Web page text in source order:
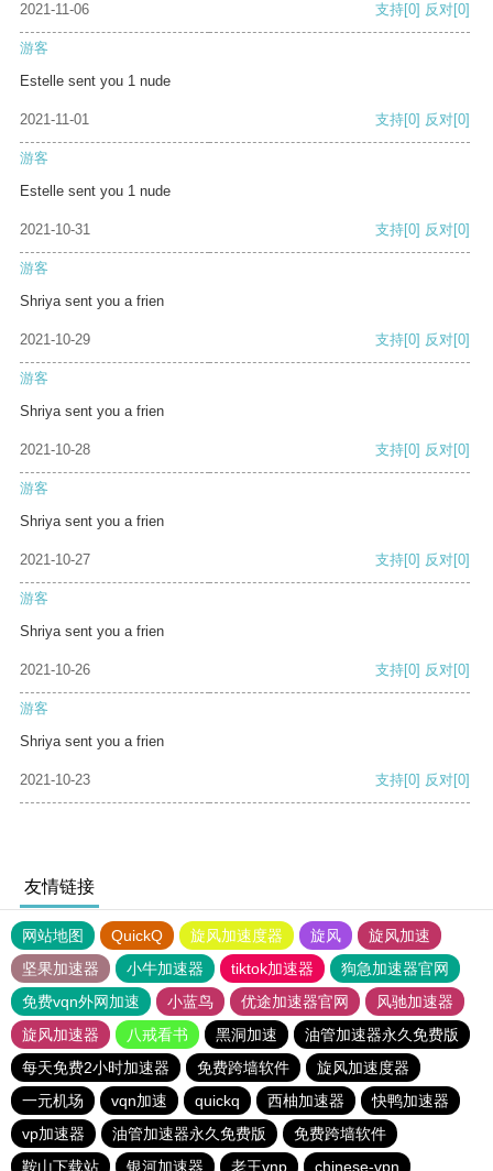
2021-11-06 支持[0] 反对[0]
游客
Estelle sent you 1 nude
2021-11-01 支持[0] 反对[0]
游客
Estelle sent you 1 nude
2021-10-31 支持[0] 反对[0]
游客
Shriya sent you a frien
2021-10-29 支持[0] 反对[0]
游客
Shriya sent you a frien
2021-10-28 支持[0] 反对[0]
游客
Shriya sent you a frien
2021-10-27 支持[0] 反对[0]
游客
Shriya sent you a frien
2021-10-26 支持[0] 反对[0]
游客
Shriya sent you a frien
2021-10-23 支持[0] 反对[0]
友情链接
网站地图 QuickQ 旋风加速度器 旋风
旋风加速
坚果加速器
小牛加速器 tiktok加速器
狗急加速器官网
免费vqn外网加速
小蓝鸟 优途加速器官网
风驰加速器
旋风加速器
八戒看书 黑洞加速
油管加速器永久免费版
每天免费2小时加速器
免费跨墙软件
旋风加速度器
一元机场
vqn加速 quickq 西柚加速器
快鸭加速器
vp加速器
油管加速器永久免费版
免费跨墙软件
鞍山下载站
银河加速器 老王vnp chinese-vpn